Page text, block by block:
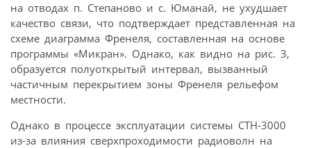
на отводах п. Степаново и с. Юманай, не ухудшает
качество связи, что подтверждает представленная на
схеме диаграмма Френеля, составленная на основе
программы «Микран». Однако, как видно на рис. 3,
образуется полуоткрытый интервал, вызванный
частичным перекрытием зоны Френеля рельефом
местности.
Однако в процессе эксплуатации системы СТН-3000
из-за влияния сверхпроходимости радиоволн на